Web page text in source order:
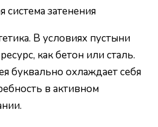
система затенения
В условиях пустыни
как бетон или сталь.
буквально охлаждает себя
в активном